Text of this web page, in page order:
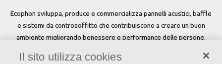
Ecophon sviluppa, produce e commercializza pannelli acustici, baffle
e sistemi da controsoffitto che contribuiscono a creare un buon
ambiente migliorando benessere e performance delle persone.
Seguici
Il sito utilizza cookies